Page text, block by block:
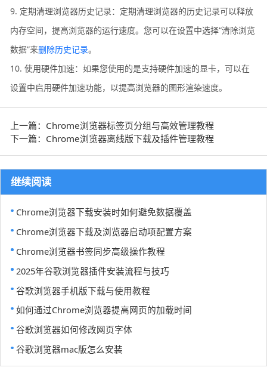
9. 定期清理浏览器历史记录：定期清理浏览器的历史记录可以释放
内存空间，提高浏览器的运行速度。您可以在设置中选择“清除浏览
数据”来删除历史记录。
10. 使用硬件加速：如果您使用的是支持硬件加速的显卡，可以在
设置中启用硬件加速功能，以提高浏览器的图形渲染速度。
上一篇：Chrome浏览器标签页分组与高效管理教程
下一篇：Chrome浏览器离线版下载及插件管理教程
继续阅读
Chrome浏览器下载安装时如何避免数据覆盖
Chrome浏览器下载及浏览器启动项配置方案
Chrome浏览器书签同步高级操作教程
2025年谷歌浏览器插件安装流程与技巧
谷歌浏览器手机版下载与使用教程
如何通过Chrome浏览器提高网页的加载时间
谷歌浏览器如何修改网页字体
谷歌浏览器mac版怎么安装